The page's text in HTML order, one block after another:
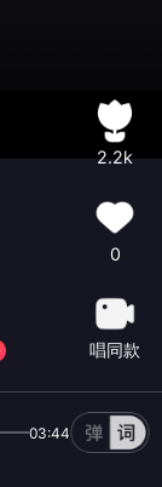
2.2k
0
唱同款
03:44